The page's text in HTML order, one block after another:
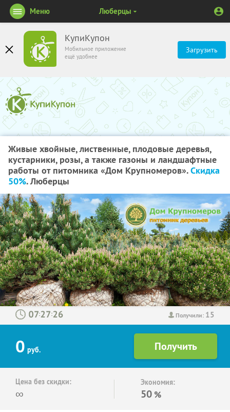
КупиКупон
Мобильное приложение
ещё удобнее
Загрузить
Меню Люберцы
Живые хвойные, лиственные, плодовые деревья,
кустарники, розы, а также газоны и ландшафтные
работы от питомника «Дом Крупномеров».Скидка
50%. Люберцы
Получили: 15
: :
0 руб.
Цена без скидки:
∞
Экономия:
50 %